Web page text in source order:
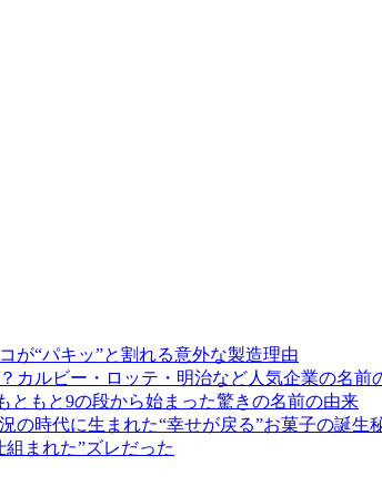
が“パキッ”と割れる意外な製造理由
カルビー・ロッテ・明治など人気企業の名前
ともと9の段から始まった驚きの名前の由来
の時代に生まれた“幸せが戻る”お菓子の誕生
組まれた”ズレだった